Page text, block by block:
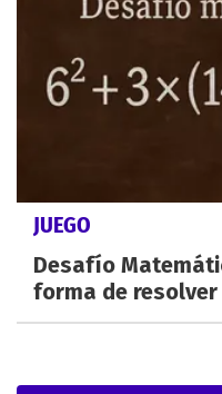
JUEGO
Desafío
forma de resolver